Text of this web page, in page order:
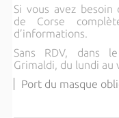
Si vous avez besoin
de Corse
d’informations.
Sans RDV, dans
Grimaldi, du lundi au
Port du masque